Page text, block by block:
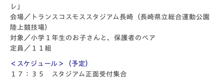
レ」
会場／トランスコスモススタジアム長崎（長崎県立総合運動公園
陸上競技場）
対象／小学１年生のお子さんと、保護者のペア
定員／１１組
＜スケジュール＞（予定）
１７：３５ スタジアム正面受付集合